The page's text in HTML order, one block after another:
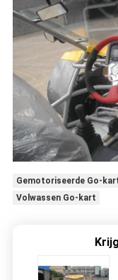
Gemotoriseerde Go-
Volwassen Go-kart